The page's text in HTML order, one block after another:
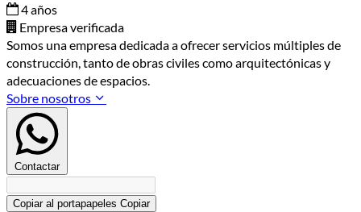
4 años
Empresa verificada
Somos una empresa dedicada a ofrecer servicios múltiples de
construcción, tanto de obras civiles como arquitectónicas y
adecuaciones de espacios.
Sobre nosotros
Contactar
Copiar al portapapeles Copiar